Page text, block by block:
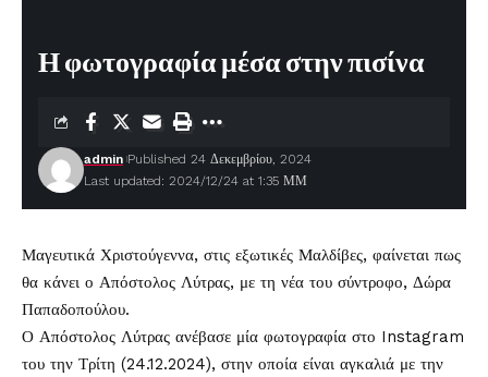
Η φωτογραφία μέσα στην πισίνα
Last updated: 2024/12/24 at 1:35 ΜΜ
admin Published 24 Δεκεμβρίου, 2024
Μαγευτικά Χριστούγεννα, στις εξωτικές Μαλδίβες, φαίνεται πως
θα κάνει ο Απόστολος Λύτρας, με τη νέα του σύντροφο, Δώρα
Παπαδοπούλου.
Ο Απόστολος Λύτρας ανέβασε μία φωτογραφία στο Instagram
του την Τρίτη (24.12.2024), στην οποία είναι αγκαλιά με την